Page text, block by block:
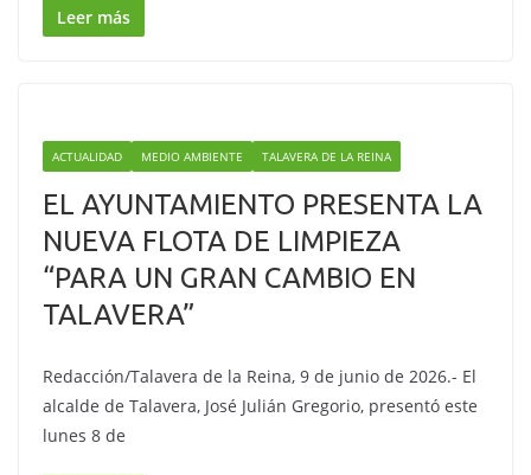
Leer más
ACTUALIDAD MEDIO AMBIENTE TALAVERA DE LA REINA
EL AYUNTAMIENTO PRESENTA LA
NUEVA FLOTA DE LIMPIEZA
“PARA UN GRAN CAMBIO EN
TALAVERA”
Redacción/Talavera de la Reina, 9 de junio de 2026.- El
alcalde de Talavera, José Julián Gregorio, presentó este
lunes 8 de